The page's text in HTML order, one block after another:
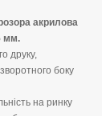
акрилова
мм.
друку,
боку
на ринку